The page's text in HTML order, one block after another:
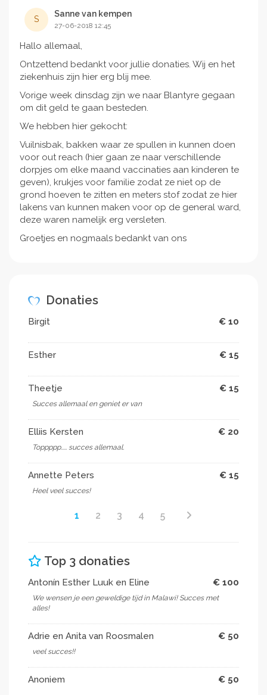
S
Sanne van kempen
27-06-2018 12:45
Hallo allemaal,
Ontzettend bedankt voor jullie donaties. Wij en het
ziekenhuis zijn hier erg blij mee.
Vorige week dinsdag zijn we naar Blantyre gegaan
om dit geld te gaan besteden.
We hebben hier gekocht:
Vuilnisbak, bakken waar ze spullen in kunnen doen
voor out reach (hier gaan ze naar verschillende
dorpjes om elke maand vaccinaties aan kinderen te
geven), krukjes voor familie zodat ze niet op de
grond hoeven te zitten en meters stof zodat ze hier
lakens van kunnen maken voor op de general ward,
deze waren namelijk erg versleten.
Groetjes en nogmaals bedankt van ons
Donaties
Birgit € 10
Esther € 15
Theetje € 15
Succes allemaal en geniet er van
Elliis Kersten € 20
Toppppp..... succes allemaal.
Annette Peters € 15
Heel veel succes!
1 2 3 4 5
Top 3 donaties
Antonín Esther Luuk en Eline € 100
We wensen je een geweldige tijd in Malawi! Succes met
alles!
Adrie en Anita van Roosmalen € 50
veel succes!!
Anoniem € 50